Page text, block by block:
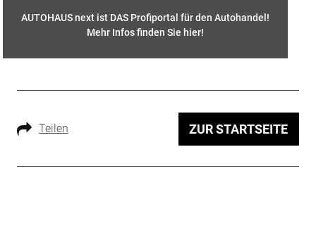
AUTOHAUS next ist DAS Profiportal für den Autohandel!
Mehr Infos finden Sie hier!
Teilen ZUR STARTSEITE